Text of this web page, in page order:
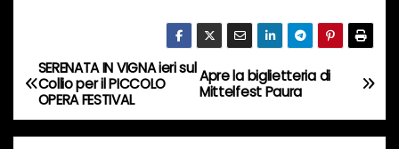
c
o
s
N
a
Apre la biglietteria di
Mittelfest Paura
SERENATA IN VIGNA ieri sul
Collio per il PICCOLO
OPERA FESTIVAL